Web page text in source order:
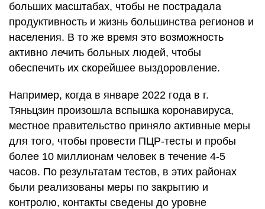
больших масштабах, чтобы не пострадала
продуктивность и жизнь большинства регионов и
населения. В то же время это возможность
активно лечить больных людей, чтобы
обеспечить их скорейшее выздоровление.
Например, когда в январе 2022 года в г.
Тяньцзин произошла вспышка коронавируса,
местное правительство приняло активные меры
для того, чтобы провести ПЦР-тесты и пробы
более 10 миллионам человек в течение 4-5
часов. По результатам тестов, в этих районах
были реализованы меры по закрытию и
контролю, контакты сведены до уровне